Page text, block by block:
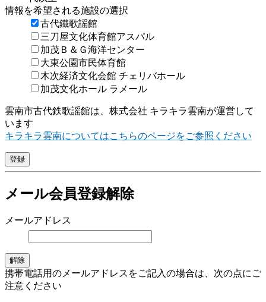
情報を希望される施設の選択
古代鐵歌謡館
三刀屋文化体育館アスパル
加茂Ｂ＆Ｇ海洋センター
大東公園市民体育館
木次経済文化会館 チェリバホール
加茂文化ホール ラメール
雲南市古代鉄歌謡館は、株式会社 キラキラ雲南が運営して
います
キラキラ雲南についてはこちらのページをご参照ください
メール会員登録解除
メールアドレス
携帯電話用のメールアドレスをご記入の場合は、次の点にご
注意ください